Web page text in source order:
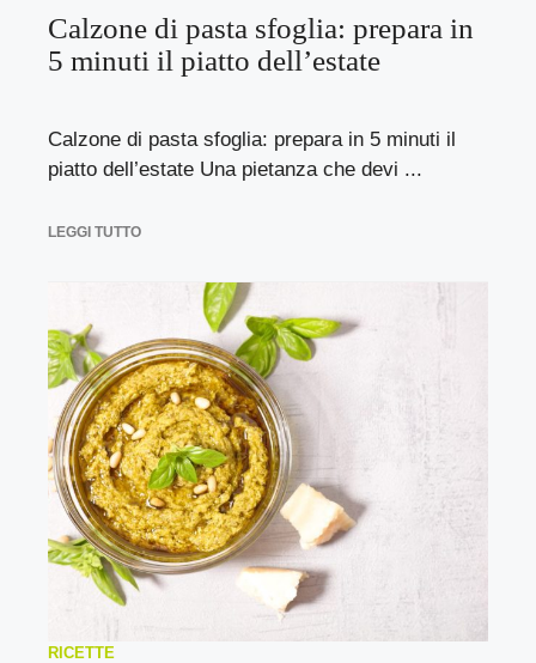
Calzone di pasta sfoglia: prepara in
5 minuti il piatto dell’estate
Calzone di pasta sfoglia: prepara in 5 minuti il
piatto dell’estate Una pietanza che devi ...
LEGGI TUTTO
RICETTE